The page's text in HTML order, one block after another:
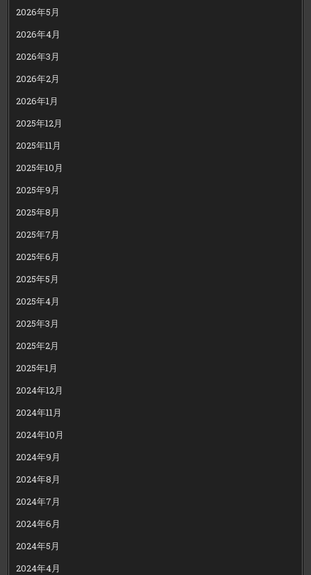
2026年5月
2026年4月
2026年3月
2026年2月
2026年1月
2025年12月
2025年11月
2025年10月
2025年9月
2025年8月
2025年7月
2025年6月
2025年5月
2025年4月
2025年3月
2025年2月
2025年1月
2024年12月
2024年11月
2024年10月
2024年9月
2024年8月
2024年7月
2024年6月
2024年5月
2024年4月